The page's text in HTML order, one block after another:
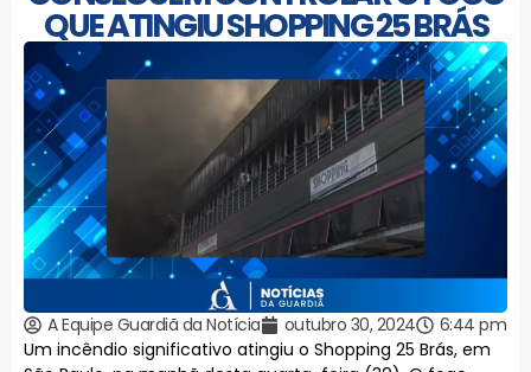
QUE ATINGIU SHOPPING 25 BRÁS
A Equipe Guardiã da Notícia outubro 30, 2024
6:44 pm
Um incêndio significativo atingiu o Shopping 25 Brás, em